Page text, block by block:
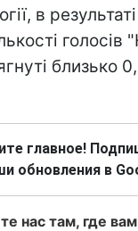
в
близько
главное!
обновления в
нас там, где